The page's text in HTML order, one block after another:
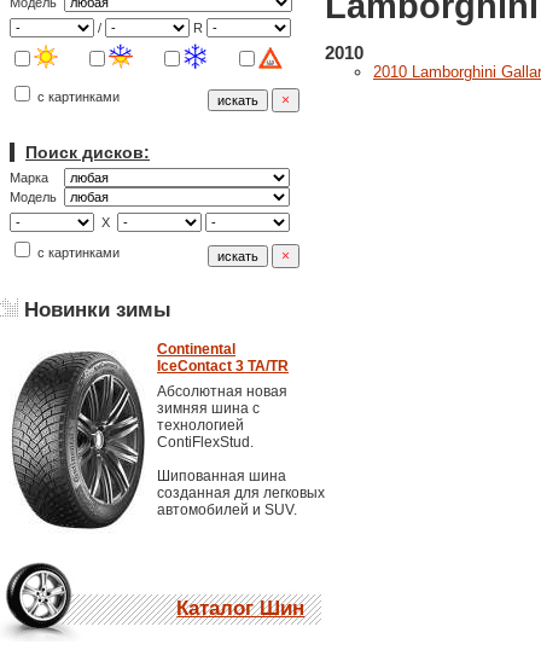
/
R
с картинками
Поиск дисков:
Марка
Модель
X
с картинками
Новинки зимы
Continental
IceContact 3 TA/TR
Абсолютная новая
зимняя шина с
технологией
ContiFlexStud.
Шипованная шина
созданная для легковых
автомобилей и SUV.
Каталог Шин
2010
2010 Lamborghini